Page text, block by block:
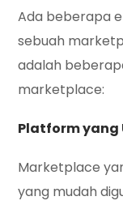
Ada beberapa
sebuah
adalah
marketplace:
Platform yang
Marketplace
yang mudah